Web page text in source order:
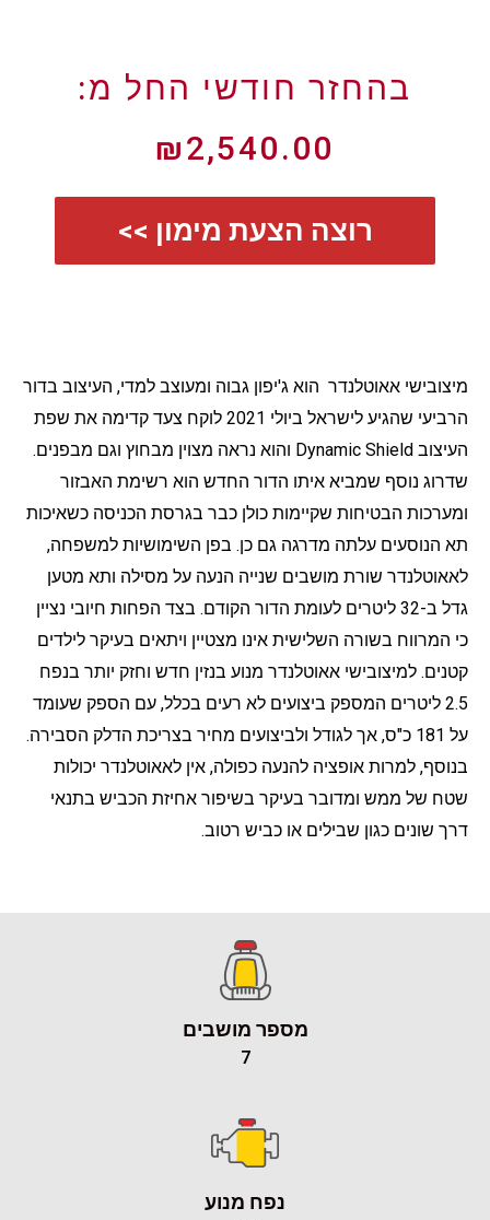
₪2,540.00
רוצה הצעת מימון >>
מיצובישי אאוטלנדר הוא ג'יפון גבוה ומעוצב למדי, העיצוב בדור
הרביעי שהגיע לישראל ביולי 2021 לוקח צעד קדימה את שפת
העיצוב Dynamic Shield והוא נראה מצוין מבחוץ וגם מבפנים.
שדרוג נוסף שמביא איתו הדור החדש הוא רשימת האבזור
ומערכות הבטיחות שקיימות כולן כבר בגרסת הכניסה כשאיכות
תא הנוסעים עלתה מדרגה גם כן. בפן השימושיות למשפחה,
לאאוטלנדר שורת מושבים שנייה הנעה על מסילה ותא מטען
גדל ב-32 ליטרים לעומת הדור הקודם. בצד הפחות חיובי נציין
כי המרווח בשורה השלישית אינו מצטיין ויתאים בעיקר לילדים
קטנים. למיצובישי אאוטלנדר מנוע בנזין חדש וחזק יותר בנפח
2.5 ליטרים המספק ביצועים לא רעים בכלל, עם הספק שעומד
על 181 כ"ס, אך לגודל ולביצועים מחיר בצריכת הדלק הסבירה.
בנוסף, למרות אופציה להנעה כפולה, אין לאאוטלנדר יכולות
שטח של ממש ומדובר בעיקר בשיפור אחיזת הכביש בתנאי
דרך שונים כגון שבילים או כביש רטוב.
מספר מושבים
7
נפח מנוע